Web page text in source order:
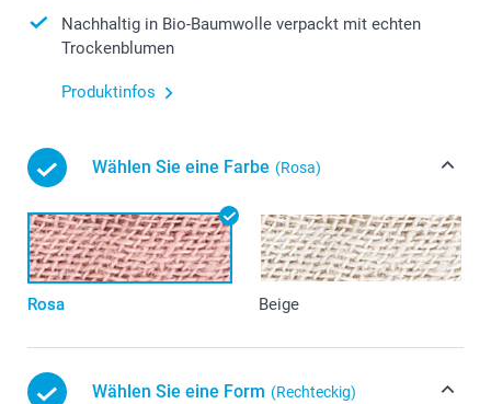
Nachhaltig in Bio-Baumwolle verpackt mit echten
Trockenblumen
Produktinfos
Wählen Sie eine Farbe (Rosa)
Rosa Beige
Wählen Sie eine Form (Rechteckig)